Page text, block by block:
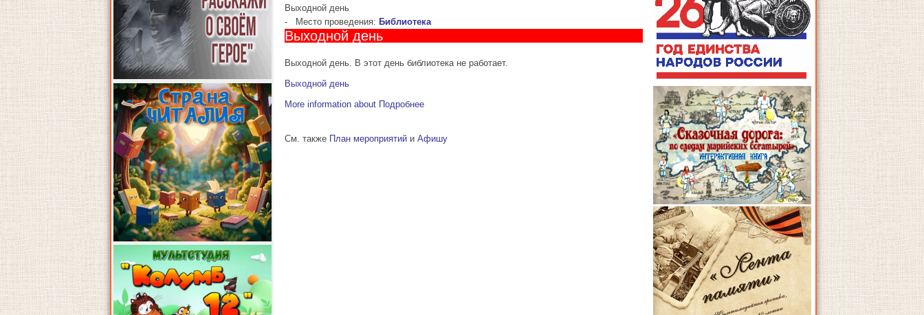
Выходной день
-
Место проведения: Библиотека
Выходной день
Выходной день. В этот день библиотека не работает.
Выходной день
More information about Подробнее
См. также План мероприятий и Афишу